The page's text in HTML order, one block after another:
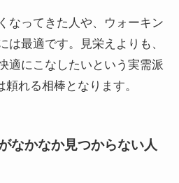
なってきた人や、ウォーキン
は最適です。見栄えよりも、
適にこなしたいという実需派
れる相棒となります。
なかなか見つからない人